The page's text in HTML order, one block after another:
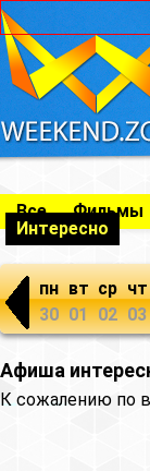
Все Фильмы
Интересно
пн
30
вт
01
ср
02
чт
03
Афиша
К сожалению по